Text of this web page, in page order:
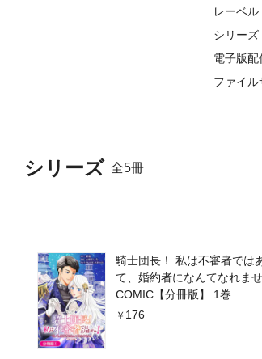
シリーズ 全5冊
騎士団長！ 私は不審者では
て、婚約者になんてなれま
COMIC【分冊版】 1巻
176
レーベル
シリーズ
電子版配
ファイル